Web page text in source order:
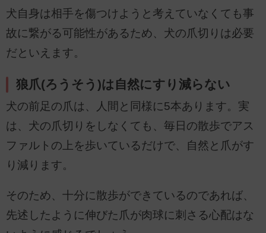
犬自身は相手を傷つけようと考えていなくても事
故に繋がる可能性があるため、犬の爪切りは必要
だといえます。
狼爪(ろうそう)は自然にすり減らない
犬の前足の爪は、人間と同様に5本あります。実
は、犬の爪切りをしなくても、毎日の散歩でアス
ファルトの上を歩いているだけで、自然と爪がす
り減ります。
そのため、十分に散歩ができているのであれば、
先述したように伸びた爪が肉球に刺さる心配はな